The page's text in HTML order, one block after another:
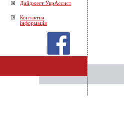
Дайджест УкрАссист
Контактна
інформація